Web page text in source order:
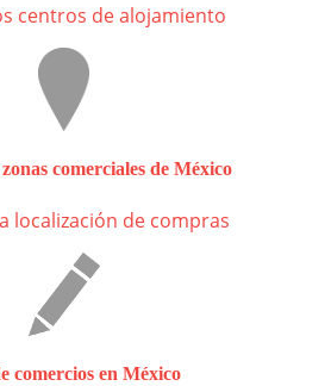
centros de alojamiento
comerciales de México
localización de compras
comercios en México